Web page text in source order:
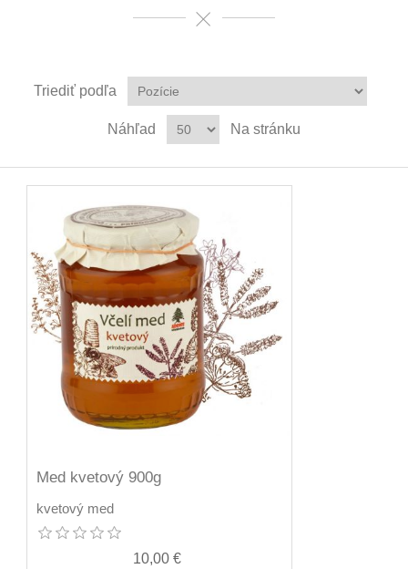
Triediť podľa
Náhľad Na stránku
Med kvetový 900g
kvetový med
10,00 €